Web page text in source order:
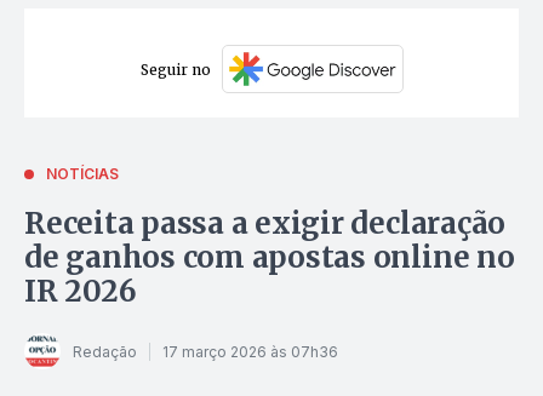
Seguir no
NOTÍCIAS
Receita passa a exigir declaração
de ganhos com apostas online no
IR 2026
Redação 17 março 2026 às 07h36